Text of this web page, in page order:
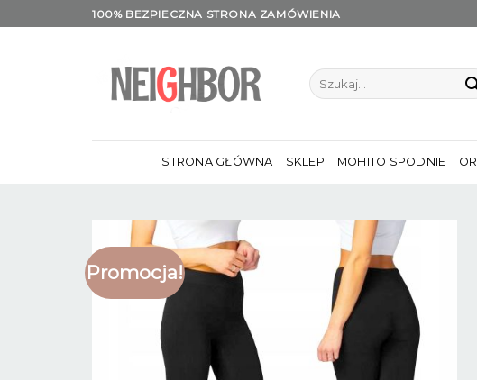
to
100% BEZPIECZNA STRONA ZAMÓWIENIA
Szukaj:
STRONA GŁÓWNA SKLEP MOHITO SPODNIE
Promocja!